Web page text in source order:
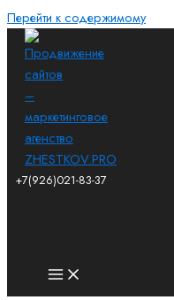
Перейти к содержимому
+7(926)021-83-37